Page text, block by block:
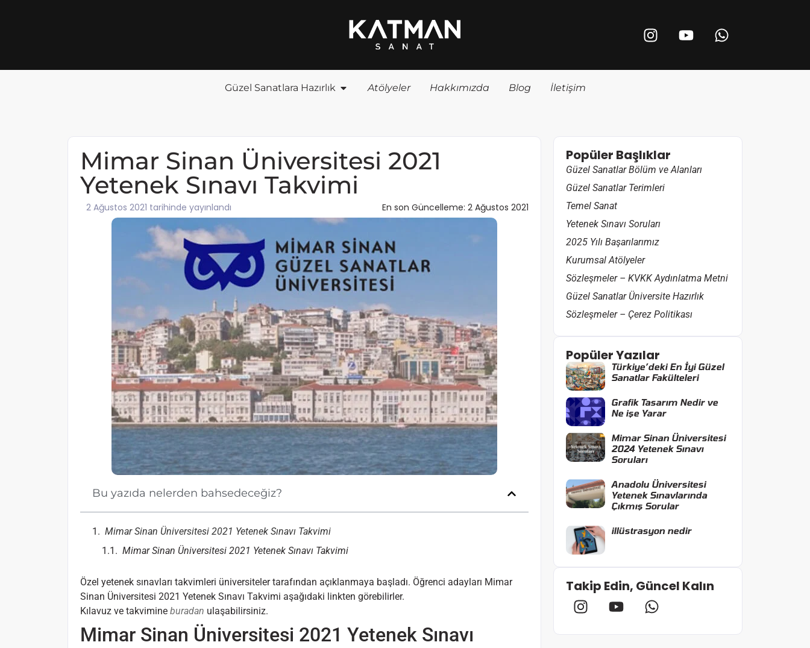
Güzel Sanatlara Hazırlık Atölyeler Hakkımızda Blog İletişim
Mimar Sinan Üniversitesi 2021
Yetenek Sınavı Takvimi
2 Ağustos 2021 tarihinde yayınlandı En son Güncelleme: 2 Ağustos 2021
Bu yazıda nelerden bahsedeceğiz?
Mimar Sinan Üniversitesi 2021 Yetenek Sınavı Takvimi
Mimar Sinan Üniversitesi 2021 Yetenek Sınavı Takvimi
Özel yetenek sınavları takvimleri üniversiteler tarafından açıklanmaya başladı. Öğrenci adayları Mimar
Sinan Üniversitesi 2021 Yetenek Sınavı Takvimi aşağıdaki linkten görebilirler.
Kılavuz ve takvimine buradan ulaşabilirsiniz.
Mimar Sinan Üniversitesi 2021 Yetenek Sınavı
Popüler Başlıklar
Güzel Sanatlar Bölüm ve Alanları
Güzel Sanatlar Terimleri
Temel Sanat
Yetenek Sınavı Soruları
2025 Yılı Başarılarımız
Kurumsal Atölyeler
Sözleşmeler – KVKK Aydınlatma Metni
Güzel Sanatlar Üniversite Hazırlık
Sözleşmeler – Çerez Politikası
Popüler Yazılar
Türkiye’deki En İyi Güzel
Sanatlar Fakülteleri
Grafik Tasarım Nedir ve
Ne işe Yarar
Mimar Sinan Üniversitesi
2024 Yetenek Sınavı
Soruları
Anadolu Üniversitesi
Yetenek Sınavlarında
Çıkmış Sorular
illüstrasyon nedir
Takip Edin, Güncel Kalın